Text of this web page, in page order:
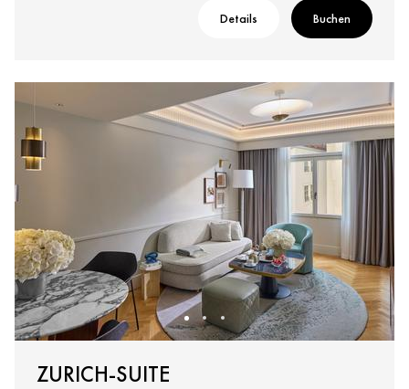
Details Buchen
ZURICH-SUITE